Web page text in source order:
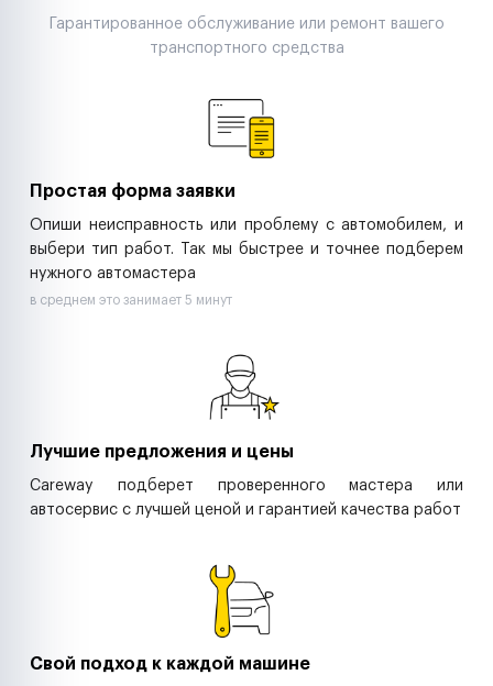
Строительные компании
Аренда спецтехники
Гарантированное обслуживание или ремонт вашего
транспортного средства
Простая форма заявки
Опиши неисправность или проблему с автомобилем, и
выбери тип работ. Так мы быстрее и точнее подберем
нужного автомастера
в среднем это занимает 5 минут
Лучшие предложения и цены
Careway подберет проверенного мастера или
автосервис с лучшей ценой и гарантией качества работ
Свой подход к каждой машине